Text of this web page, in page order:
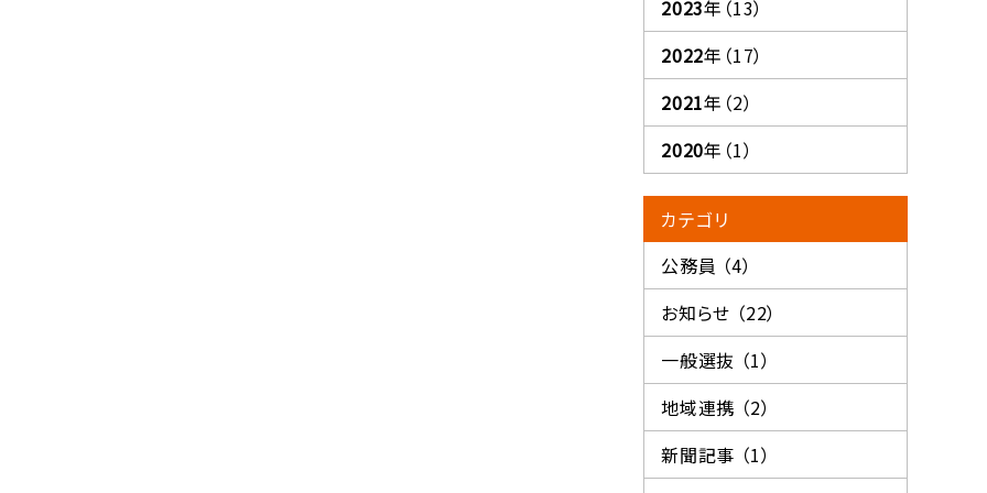
2023年（13）
2022年（17）
2021年（2）
2020年（1）
カテゴリ
公務員 （4）
お知らせ （22）
一般選抜 （1）
地域連携 （2）
新聞記事 （1）